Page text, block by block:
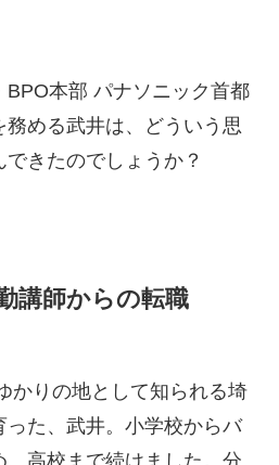
本部 パナソニック首都
務める武井は、どういう思
きたのでしょうか？
講師からの転職
かりの地として知られる埼
った、武井。小学校からバ
、高校まで続けました。分